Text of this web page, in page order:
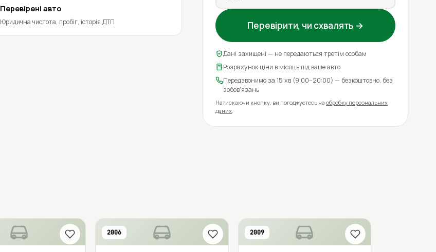
Перевірені авто
Юридична чистота, пробіг, історія ДТП Перевірити, чи схвалять →
Дані захищені — не передаються третім особам
Розрахунок ціни в місяць під ваше авто
Передзвонимо за 15 хв (9:00–20:00) — безкоштовно, без
зобов'язань
Натискаючи кнопку, ви погоджуєтесь наобробку персональних
даних
2006 2009